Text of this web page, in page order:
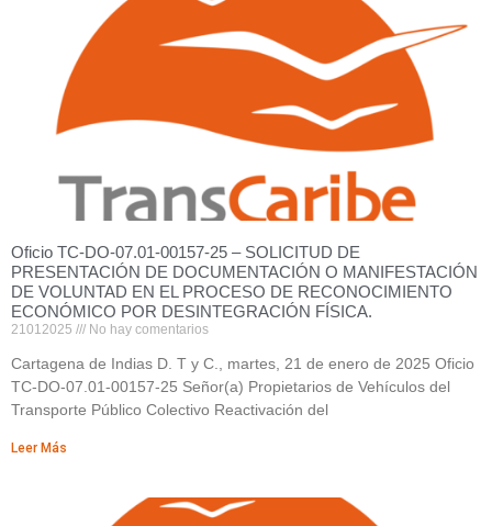
Oficio TC-DO-07.01-00157-25 – SOLICITUD DE
PRESENTACIÓN DE DOCUMENTACIÓN O MANIFESTACIÓN
DE VOLUNTAD EN EL PROCESO DE RECONOCIMIENTO
ECONÓMICO POR DESINTEGRACIÓN FÍSICA.
21012025 No hay comentarios
Cartagena de Indias D. T y C., martes, 21 de enero de 2025 Oficio
TC-DO-07.01-00157-25 Señor(a) Propietarios de Vehículos del
Transporte Público Colectivo Reactivación del
Leer Más